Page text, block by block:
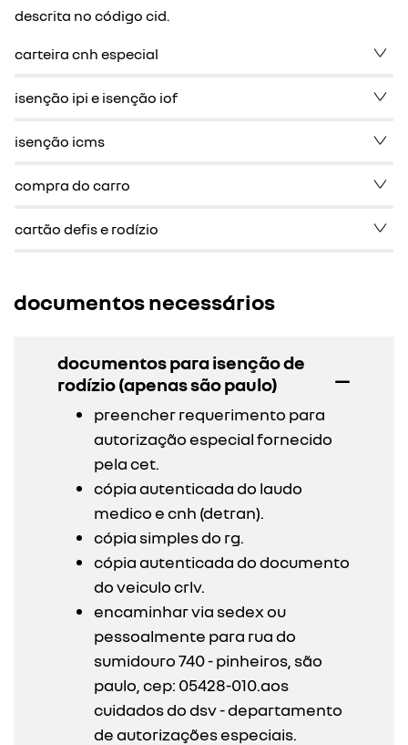
descrita no código cid.
carteira cnh especial
isenção ipi e isenção iof
isenção icms
compra do carro
cartão defis e rodízio
documentos necessários
documentos para isenção de
rodízio (apenas são paulo)
preencher requerimento para
autorização especial fornecido
pela cet.
cópia autenticada do laudo
medico e cnh (detran).
cópia simples do rg.
cópia autenticada do documento
do veiculo crlv.
encaminhar via sedex ou
pessoalmente para rua do
sumidouro 740 - pinheiros, são
paulo, cep: 05428-010.aos
cuidados do dsv - departamento
de autorizações especiais.